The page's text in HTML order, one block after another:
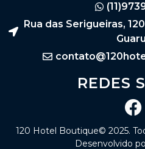
Rua das Serigueiras,
REDES
120 Hotel Boutique© 2025.
Desenvolvido